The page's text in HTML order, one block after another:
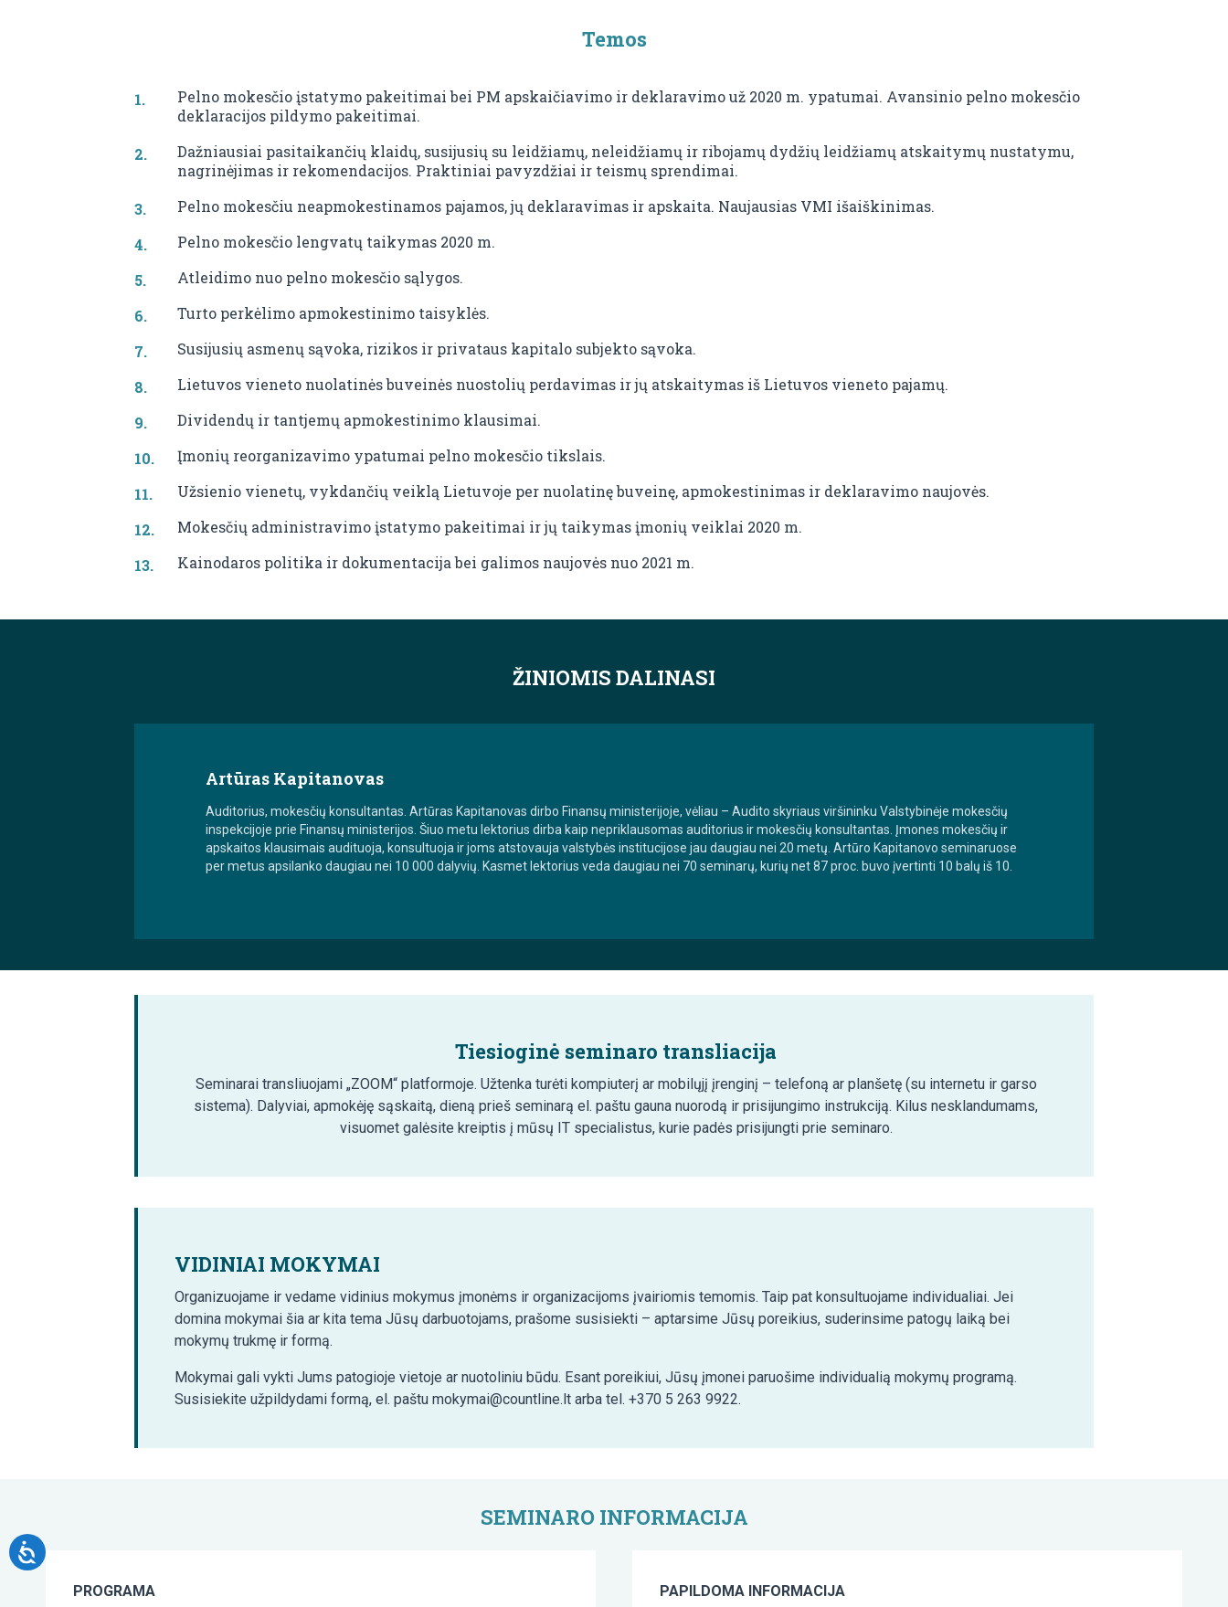
Temos
Pelno mokesčio įstatymo pakeitimai bei PM apskaičiavimo ir deklaravimo už 2020 m. ypatumai. Avansinio pelno mokesčio
deklaracijos pildymo pakeitimai.
Dažniausiai pasitaikančių klaidų, susijusių su leidžiamų, neleidžiamų ir ribojamų dydžių leidžiamų atskaitymų nustatymu,
nagrinėjimas ir rekomendacijos. Praktiniai pavyzdžiai ir teismų sprendimai.
Pelno mokesčiu neapmokestinamos pajamos, jų deklaravimas ir apskaita. Naujausias VMI išaiškinimas.
Pelno mokesčio lengvatų taikymas 2020 m.
Atleidimo nuo pelno mokesčio sąlygos.
Turto perkėlimo apmokestinimo taisyklės.
Susijusių asmenų sąvoka, rizikos ir privataus kapitalo subjekto sąvoka.
Lietuvos vieneto nuolatinės buveinės nuostolių perdavimas ir jų atskaitymas iš Lietuvos vieneto pajamų.
Dividendų ir tantjemų apmokestinimo klausimai.
Įmonių reorganizavimo ypatumai pelno mokesčio tikslais.
Užsienio vienetų, vykdančių veiklą Lietuvoje per nuolatinę buveinę, apmokestinimas ir deklaravimo naujovės.
Mokesčių administravimo įstatymo pakeitimai ir jų taikymas įmonių veiklai 2020 m.
Kainodaros politika ir dokumentacija bei galimos naujovės nuo 2021 m.
ŽINIOMIS DALINASI
Artūras Kapitanovas
Auditorius, mokesčių konsultantas. Artūras Kapitanovas dirbo Finansų ministerijoje, vėliau – Audito skyriaus viršininku Valstybinėje mokesčių
inspekcijoje prie Finansų ministerijos. Šiuo metu lektorius dirba kaip nepriklausomas auditorius ir mokesčių konsultantas. Įmones mokesčių ir
apskaitos klausimais audituoja, konsultuoja ir joms atstovauja valstybės institucijose jau daugiau nei 20 metų. Artūro Kapitanovo seminaruose
per metus apsilanko daugiau nei 10 000 dalyvių. Kasmet lektorius veda daugiau nei 70 seminarų, kurių net 87 proc. buvo įvertinti 10 balų iš 10.
Tiesioginė seminaro transliacija
Seminarai transliuojami „ZOOM“ platformoje. Užtenka turėti kompiuterį ar mobilųjį įrenginį – telefoną ar planšetę (su internetu ir garso
sistema). Dalyviai, apmokėję sąskaitą, dieną prieš seminarą el. paštu gauna nuorodą ir prisijungimo instrukciją. Kilus nesklandumams,
visuomet galėsite kreiptis į mūsų IT specialistus, kurie padės prisijungti prie seminaro.
VIDINIAI MOKYMAI
Organizuojame ir vedame vidinius mokymus įmonėms ir organizacijoms įvairiomis temomis. Taip pat konsultuojame individualiai. Jei
domina mokymai šia ar kita tema Jūsų darbuotojams, prašome susisiekti – aptarsime Jūsų poreikius, suderinsime patogų laiką bei
mokymų trukmę ir formą.
Mokymai gali vykti Jums patogioje vietoje ar nuotoliniu būdu. Esant poreikiui, Jūsų įmonei paruošime individualią mokymų programą.
Susisiekite užpildydami formą, el. paštu mokymai@countline.lt arba tel. +370 5 263 9922.
SEMINARO INFORMACIJA
PROGRAMA PAPILDOMA INFORMACIJA